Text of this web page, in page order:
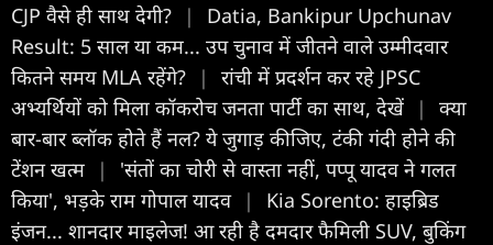
CJP वैसे ही साथ देगी?
|
Datia, Bankipur Upchunav
Result: 5 साल या कम... उप चुनाव में जीतने वाले उम्मीदवार
कितने समय MLA रहेंगे?
|
रांची में प्रदर्शन कर रहे JPSC
अभ्यर्थि‍यों को म‍िला कॉकरोच जनता पार्टी का साथ, देखें
|
क्या
बार-बार ब्लॉक होते हैं नल? ये जुगाड़ कीजिए, टंकी गंदी होने की
टेंशन खत्म
|
'संतों का चोरी से वास्ता नहीं, पप्पू यादव ने गलत
किया', भड़के राम गोपाल यादव |
Kia Sorento: हाइब्रिड
इंजन... शानदार माइलेज! आ रही है दमदार फैमिली SUV, बुकिंग